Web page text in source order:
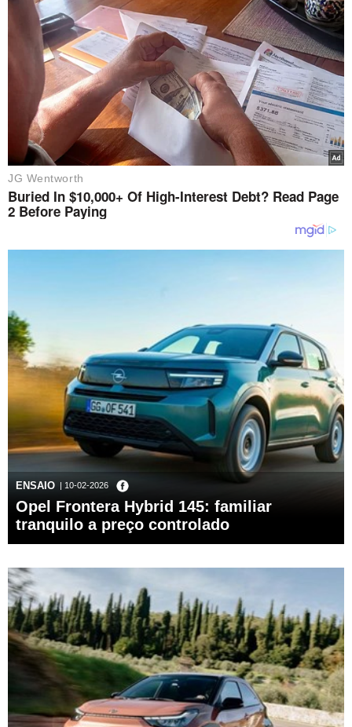
ENSAIO | 10-02-2026
Opel Frontera Hybrid 145: familiar
tranquilo a preço controlado